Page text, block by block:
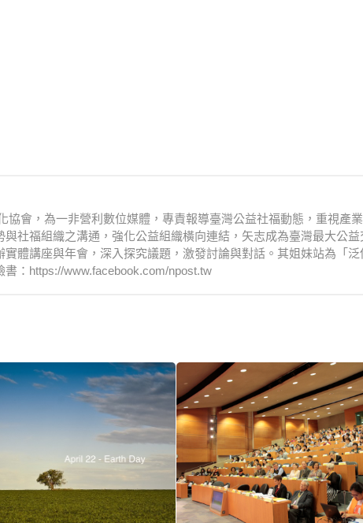
協會，為一非營利數位媒體，專責報導臺灣公益社福動態，重視產
社福組織之溝通，強化公益組織橫向連結，矢志成為臺灣最大公益
體講座與年會，深入探究議題，激發討論與對話。其姐妹站為「泛
：https://www.facebook.com/npost.tw